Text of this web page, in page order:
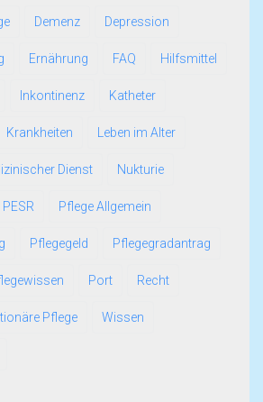
Demenz Depression
Ernährung FAQ Hilfsmittel
Inkontinenz Katheter
Krankheiten Leben im Alter
Dienst Nukturie
PESR Pflege Allgemein
Pflegegeld Pflegegradantrag
Port Recht
Pflege Wissen